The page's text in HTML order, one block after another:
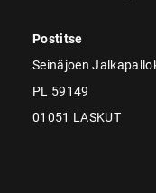
Postitse
Seinäjoen
PL 59149
01051 LASKUT